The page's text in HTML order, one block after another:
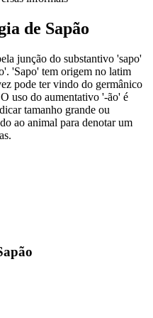
de Sapão
junção do substantivo 'sapo'
'Sapo' tem origem no latim
pode ter vindo do germânico
uso do aumentativo '-ão' é
tamanho grande ou
ao animal para denotar um